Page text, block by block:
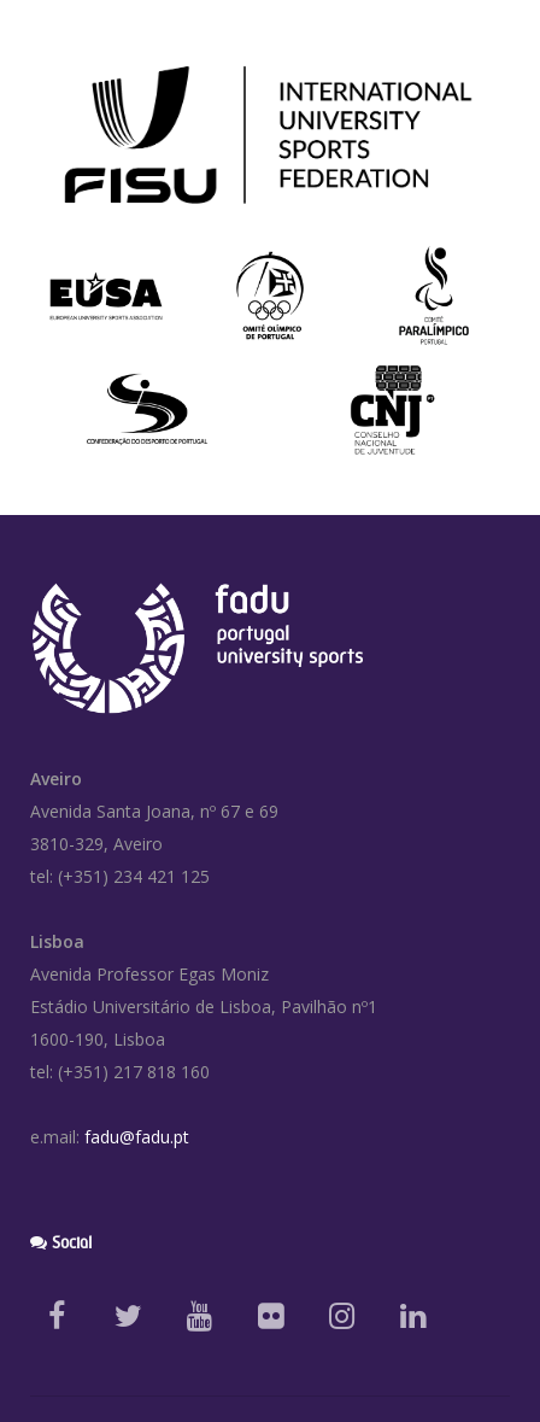
Aveiro
Avenida Santa Joana, nº 67 e 69
3810-329, Aveiro
tel: (+351) 234 421 125
Lisboa
Avenida Professor Egas Moniz
Estádio Universitário de Lisboa, Pavilhão nº1
1600-190, Lisboa
tel: (+351) 217 818 160
e.mail: fadu@fadu.pt
Social